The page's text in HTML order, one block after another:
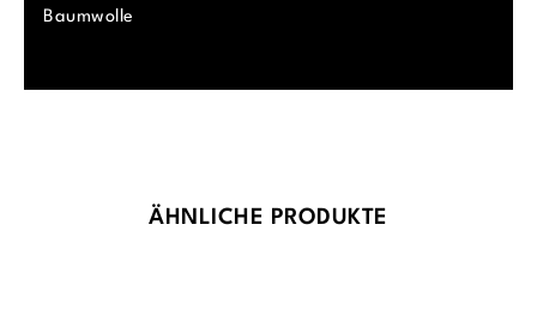
Baumwolle
Produktgalerie überspringen
ÄHNLICHE PRODUKTE